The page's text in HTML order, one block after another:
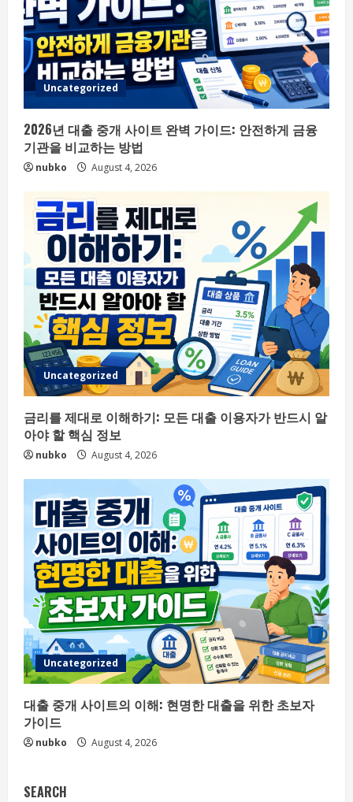
Uncategorized
2026년 대출 중개 사이트 완벽 가이드: 안전하게 금융
기관을 비교하는 방법
nubko August 4, 2026
Uncategorized
금리를 제대로 이해하기: 모든 대출 이용자가 반드시 알
아야 할 핵심 정보
nubko August 4, 2026
Uncategorized
대출 중개 사이트의 이해: 현명한 대출을 위한 초보자
가이드
nubko August 4, 2026
SEARCH